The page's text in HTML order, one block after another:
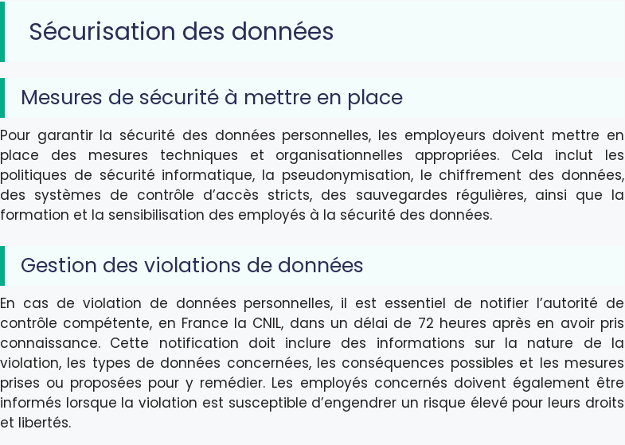
Sécurisation des données
Mesures de sécurité à mettre en place
Pour garantir la sécurité des données personnelles, les employeurs doivent mettre en
place des mesures techniques et organisationnelles appropriées. Cela inclut les
politiques de sécurité informatique, la pseudonymisation, le chiffrement des données,
des systèmes de contrôle d’accès stricts, des sauvegardes régulières, ainsi que la
formation et la sensibilisation des employés à la sécurité des données.
Gestion des violations de données
En cas de violation de données personnelles, il est essentiel de notifier l’autorité de
contrôle compétente, en France la CNIL, dans un délai de 72 heures après en avoir pris
connaissance. Cette notification doit inclure des informations sur la nature de la
violation, les types de données concernées, les conséquences possibles et les mesures
prises ou proposées pour y remédier. Les employés concernés doivent également être
informés lorsque la violation est susceptible d’engendrer un risque élevé pour leurs droits
et libertés.